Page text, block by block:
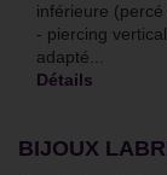
inférieure
- piercing
adapté...
Détails
BIJOUX